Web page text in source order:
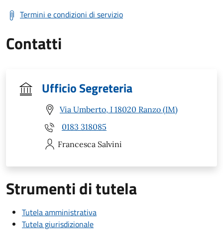
Termini e condizioni di servizio
Contatti
Ufficio Segreteria
Via Umberto, I 18020 Ranzo (IM)
0183 318085
Francesca Salvini
Strumenti di tutela
Tutela amministrativa
Tutela giurisdizionale